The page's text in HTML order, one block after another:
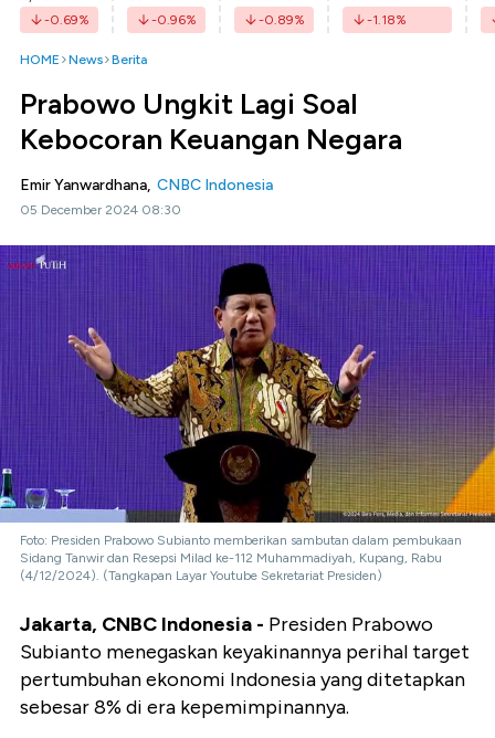
-0.69% -0.96% -0.89% -1.18%
HOME News Berita
Prabowo Ungkit Lagi Soal
Kebocoran Keuangan Negara
Emir Yanwardhana, CNBC Indonesia
05 December 2024 08:30
Foto: Presiden Prabowo Subianto memberikan sambutan dalam pembukaan
Sidang Tanwir dan Resepsi Milad ke-112 Muhammadiyah, Kupang, Rabu
(4/12/2024). (Tangkapan Layar Youtube Sekretariat Presiden)
Jakarta, CNBC Indonesia - Presiden Prabowo
Subianto menegaskan keyakinannya perihal target
pertumbuhan ekonomi Indonesia yang ditetapkan
sebesar 8% di era kepemimpinannya.